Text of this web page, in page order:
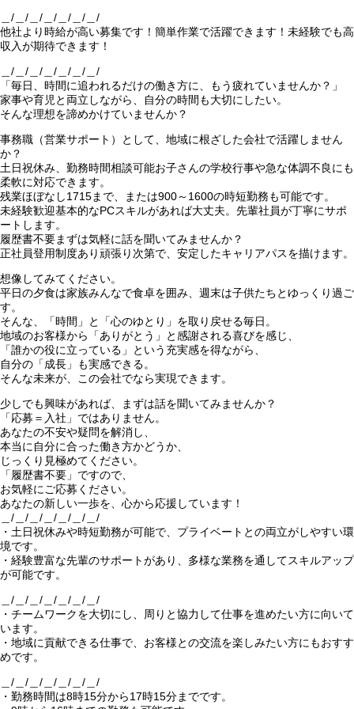
＿/＿/＿/＿/＿/＿/＿/
他社より時給が高い募集です！簡単作業で活躍できます！未経験でも高
収入が期待できます！
＿/＿/＿/＿/＿/＿/＿/
「毎日、時間に追われるだけの働き方に、もう疲れていませんか？」
家事や育児と両立しながら、自分の時間も大切にしたい。
そんな理想を諦めかけていませんか？
事務職（営業サポート）として、地域に根ざした会社で活躍しません
か？
土日祝休み、勤務時間相談可能お子さんの学校行事や急な体調不良にも
柔軟に対応できます。
残業ほぼなし1715まで、または900～1600の時短勤務も可能です。
未経験歓迎基本的なPCスキルがあれば大丈夫。先輩社員が丁寧にサポ
ートします。
履歴書不要まずは気軽に話を聞いてみませんか？
正社員登用制度あり頑張り次第で、安定したキャリアパスを描けます。
想像してみてください。
平日の夕食は家族みんなで食卓を囲み、週末は子供たちとゆっくり過ご
す。
そんな、「時間」と「心のゆとり」を取り戻せる毎日。
地域のお客様から「ありがとう」と感謝される喜びを感じ、
「誰かの役に立っている」という充実感を得ながら、
自分の「成長」も実感できる。
そんな未来が、この会社でなら実現できます。
少しでも興味があれば、まずは話を聞いてみませんか？
「応募＝入社」ではありません。
あなたの不安や疑問を解消し、
本当に自分に合った働き方かどうか、
じっくり見極めてください。
「履歴書不要」ですので、
お気軽にご応募ください。
あなたの新しい一歩を、心から応援しています！
＿/＿/＿/＿/＿/＿/＿/
・土日祝休みや時短勤務が可能で、プライベートとの両立がしやすい環
境です。
・経験豊富な先輩のサポートがあり、多様な業務を通してスキルアップ
が可能です。
＿/＿/＿/＿/＿/＿/＿/
・チームワークを大切にし、周りと協力して仕事を進めたい方に向いて
います。
・地域に貢献できる仕事で、お客様との交流を楽しみたい方にもおすす
めです。
＿/＿/＿/＿/＿/＿/＿/
・勤務時間は8時15分から17時15分までです。